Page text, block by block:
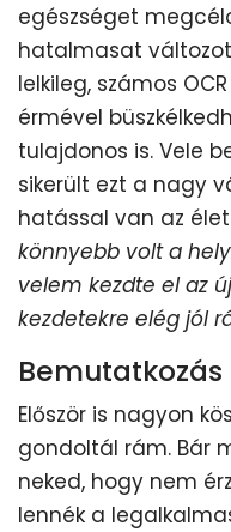
egészséget
hatalmasat
lelkileg, számos
érmével
tulajdonos is. Vele
sikerült ezt a nagy
hatással van az
könnyebb volt a
velem kezdte el az
kezdetekre elég jól
Bemutatkozás
Először is nagyon
gondoltál rám. Bár
neked, hogy nem
lennék a